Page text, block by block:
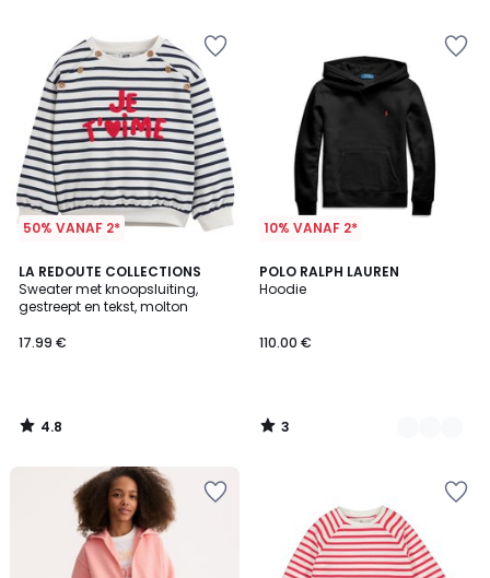
50% VANAF 2*
LA REDOUTE COLLECTIONS
Sweater met knoopsluiting,
gestreept en tekst, molton
17.99 €
4.8
/ 5
4.8
/
10% VANAF 2*
POLO RALPH LAUREN
Hoodie
110.00 €
3
/
4
Kleuren
3
/